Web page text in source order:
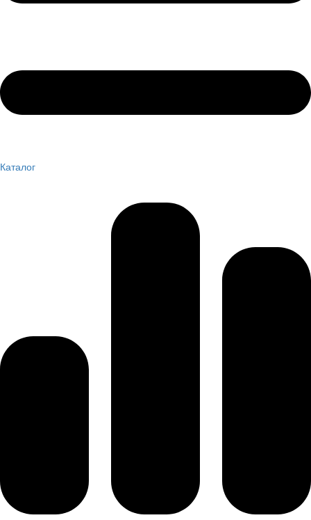
Каталог